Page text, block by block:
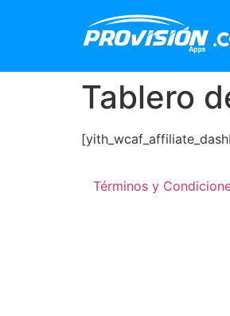
Tablero
Términos y